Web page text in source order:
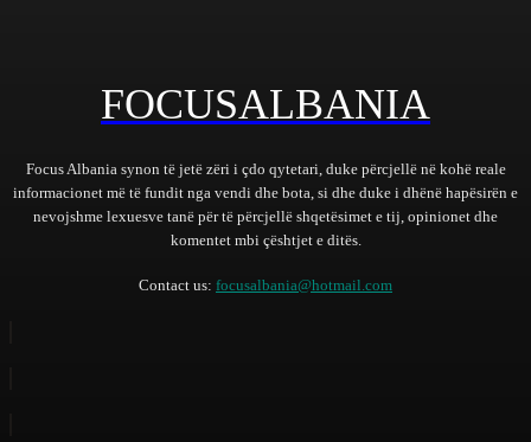
FOCUSALBANIA
Focus Albania synon të jetë zëri i çdo qytetari, duke përcjellë në kohë reale
informacionet më të fundit nga vendi dhe bota, si dhe duke i dhënë hapësirën e
nevojshme lexuesve tanë për të përcjellë shqetësimet e tij, opinionet dhe
komentet mbi çështjet e ditës.
Contact us: focusalbania@hotmail.com